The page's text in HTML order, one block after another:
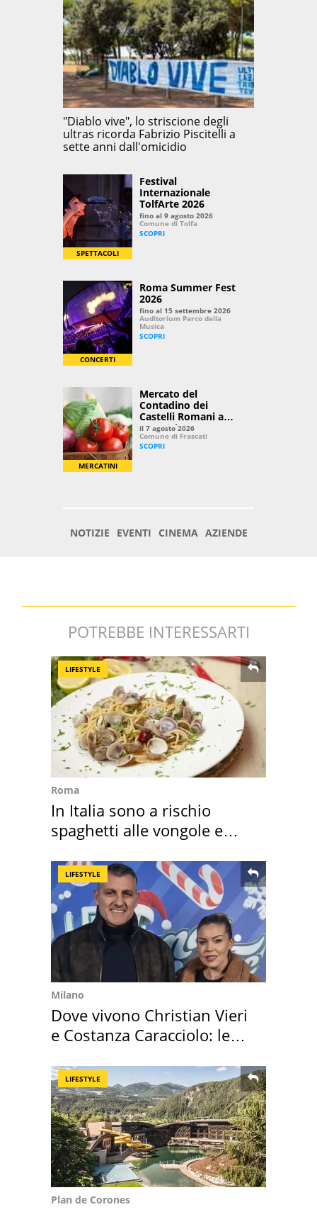
POTREBBE INTERESSARTI
LIFESTYLE
Roma
In Italia sono a rischio
spaghetti alle vongole e
LIFESTYLE
Milano
Dove vivono Christian Vieri
e Costanza Caracciolo: le
LIFESTYLE
Plan de Corones